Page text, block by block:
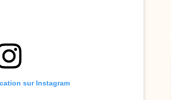
sur Instagram